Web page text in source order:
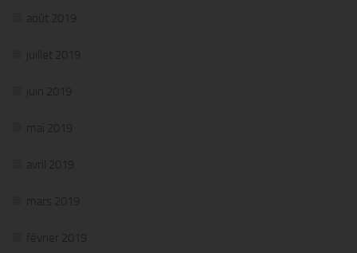
août 2019
juillet 2019
juin 2019
mai 2019
avril 2019
mars 2019
février 2019